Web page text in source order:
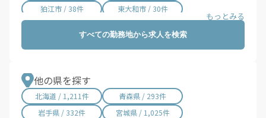
狛江市 / 38件
東大和市 / 30件
武蔵村山市 / 11件
多摩市 / 90件
あきる野市 / 36件
瑞穂町 / 30件
日の出町 / 2件
檜原村 / 1件
奥多摩町 / 15件
すべての勤務地から求人を検索
他の県を探す
北海道 / 1,211件
青森県 / 293件
岩手県 / 332件
宮城県 / 1,025件